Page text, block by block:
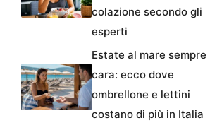
colazione secondo gli
esperti
Estate al mare sempre
cara: ecco dove
ombrellone e lettini
costano di più in Italia